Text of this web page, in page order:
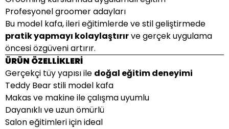
Profesyonel groomer adayları
Bu model kafa, ileri eğitimlerde ve stil geliştirmede
pratik yapmayı kolaylaştırırve gerçek uygulama
öncesi özgüveni artırır.
ÜRÜN ÖZELLİKLERİ
Gerçekçi tüy yapısı ile doğal eğitim deneyimi
Teddy Bear stili model kafa
Makas ve makine ile çalışma uyumlu
Dayanıklı ve uzun ömürlü
Salon eğitimleri için ideal